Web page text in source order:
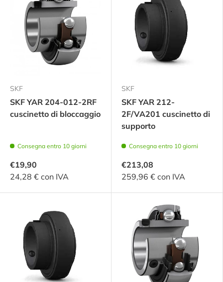
SKF
SKF YAR 204-012-2RF
cuscinetto di bloccaggio
Consegna entro 10 giorni
€19,90
24,28 € con IVA
SKF
SKF YAR 212-
2F/VA201 cuscinetto di
supporto
Consegna entro 10 giorni
€213,08
259,96 € con IVA